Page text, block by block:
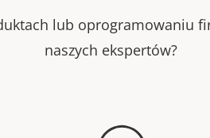
lub oprogramowaniu
naszych ekspertów?